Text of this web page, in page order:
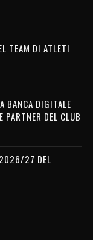
TEAM DI ATLETI
BANCA DIGITALE
PARTNER DEL CLUB
2026/27 DEL